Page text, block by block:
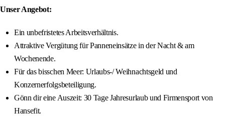
Unser Angebot:
Ein unbefristetes Arbeitsverhältnis.
Attraktive Vergütung für Panneneinsätze in der Nacht & am
Wochenende.
Für das bisschen Meer: Urlaubs-/ Weihnachtsgeld und
Konzernerfolgsbeteiligung.
Gönn dir eine Auszeit: 30 Tage Jahresurlaub und Firmensport von
Hansefit.